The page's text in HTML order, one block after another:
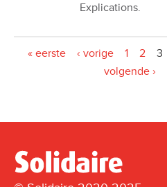
Explications.
« eerste ‹ vorige 1 2 3
volgende ›